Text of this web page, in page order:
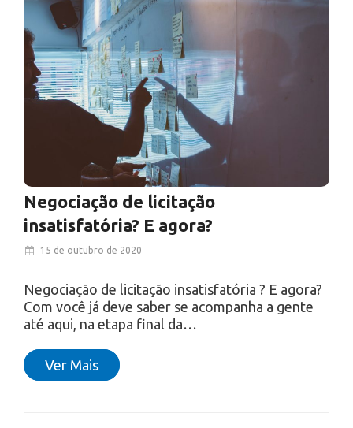
Negociação de licitação
insatisfatória? E agora?
15 de outubro de 2020
Negociação de licitação insatisfatória ? E agora?
Com você já deve saber se acompanha a gente
até aqui, na etapa final da…
Ver Mais